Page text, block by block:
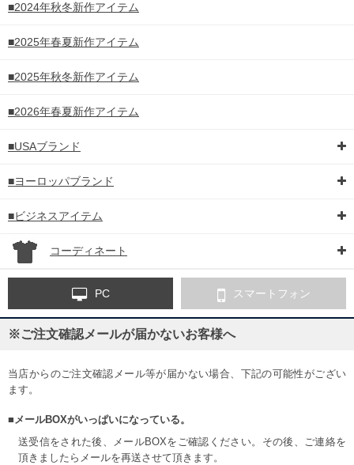
■2024年秋冬新作アイテム
■2025年春夏新作アイテム
■2025年秋冬新作アイテム
■2026年春夏新作アイテム
■USAブランド
■ヨーロッパブランド
■ビジネスアイテム
コーディネート
PC スマートフォン
※ご注文確認メールが届かないお客様へ
当店からのご注文確認メール等が届かない場合、下記の可能性がござい
ます。
■メールBOXがいっぱいになっている。
送受信をされた後、メールBOXをご確認ください。その後、ご連絡を
頂きましたらメールを再送させて頂きます。